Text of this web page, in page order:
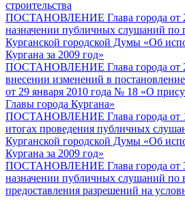
строительства
ПОСТАНОВЛЕНИЕ Глава города от
назначении публичных слушаний по
Курганской городской Думы «Об
Кургана за 2009 год»
ПОСТАНОВЛЕНИЕ Глава города от
внесении изменений в
от 29 января 2010 года № 18 «О
Главы города Кургана»
ПОСТАНОВЛЕНИЕ Глава города от
итогах проведения публичных
Курганской городской Думы «Об
Кургана за 2009 год»
ПОСТАНОВЛЕНИЕ Глава города от
назначении публичных слушаний по
предоставления разрешений на